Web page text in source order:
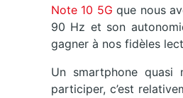
Note 10 5G que nous
90 Hz et son
gagner à nos fidèles
Un smartphone quasi
participer, c’est